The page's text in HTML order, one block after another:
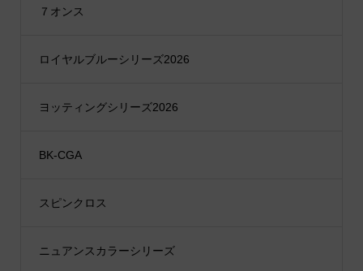
７オンス
ロイヤルブルーシリーズ2026
ヨッティングシリーズ2026
BK-CGA
スピンクロス
ニュアンスカラーシリーズ